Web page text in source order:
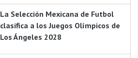
La Selección Mexicana de Futbol
clasifica a los Juegos Olímpicos de
Los Ángeles 2028